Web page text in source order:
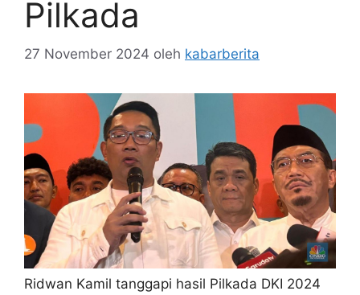
Pilkada
27 November 2024 oleh kabarberita
Ridwan Kamil tanggapi hasil Pilkada DKI 2024